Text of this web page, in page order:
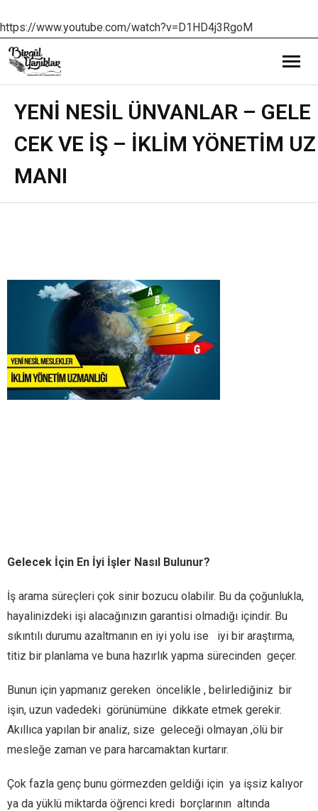
https://www.youtube.com/watch?v=D1HD4j3RgoM
Bana Dair
Eğitim Yazılarım
Gezi ve Kültür Yazılarım
Yürüttüğüm Projeler
YENİ NESİL ÜNVANLAR – GELE
CEK VE İŞ – İKLİM YÖNETİM UZ
MANI
Gelecek İçin En İyi İşler Nasıl Bulunur?
İş arama süreçleri çok sinir bozucu olabilir. Bu da çoğunlukla,
hayalinizdeki işi alacağınızın garantisi olmadığı içindir. Bu
sıkıntılı durumu azaltmanın en iyi yolu ise iyi bir araştırma,
titiz bir planlama ve buna hazırlık yapma sürecinden geçer.
Bunun için yapmanız gereken öncelikle , belirlediğiniz bir
işin, uzun vadedeki görünümüne dikkate etmek gerekir.
Akıllıca yapılan bir analiz, size geleceği olmayan ,ölü bir
mesleğe zaman ve para harcamaktan kurtarır.
Çok fazla genç bunu görmezden geldiği için ya işsiz kalıyor
ya da yüklü miktarda öğrenci kredi borçlarının altında